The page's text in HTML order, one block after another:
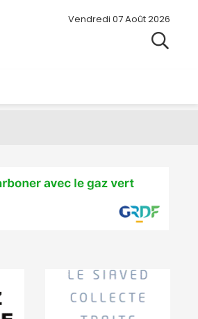
Vendredi 07 Août 2026